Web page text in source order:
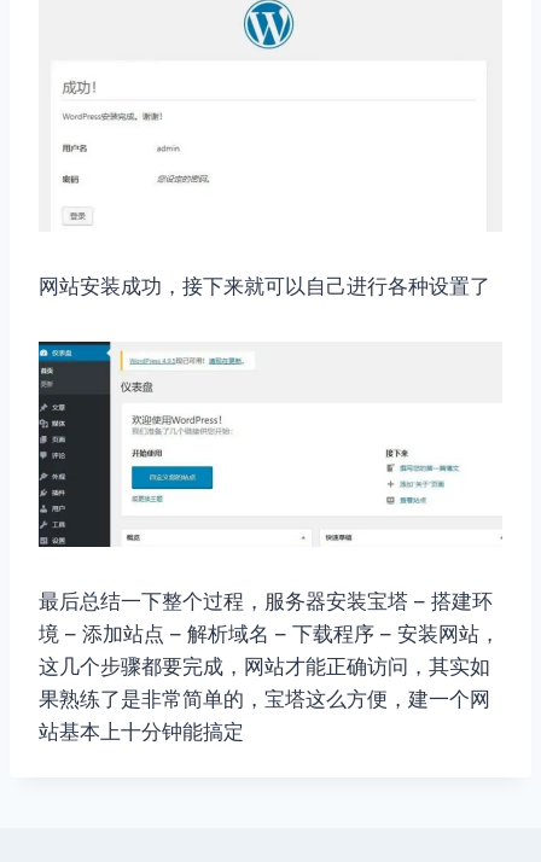
网站安装成功，接下来就可以自己进行各种设置了
最后总结一下整个过程，服务器安装宝塔 – 搭建环
境 – 添加站点 – 解析域名 – 下载程序 – 安装网站，
这几个步骤都要完成，网站才能正确访问，其实如
果熟练了是非常简单的，宝塔这么方便，建一个网
站基本上十分钟能搞定